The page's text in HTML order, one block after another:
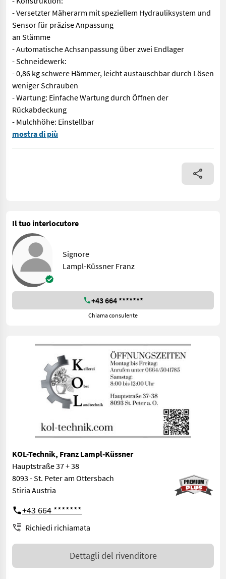
- Versetzter Mäherarm mit speziellem Hydrauliksystem und
Sensor für präzise Anpassung
an Stämme
- Automatische Achsanpassung über zwei Endlager
- Schneidewerk:
- 0,86 kg schwere Hämmer, leicht austauschbar durch Lösen
weniger Schrauben
- Wartung: Einfache Wartung durch Öffnen der
Rückabdeckung
- Mulchhöhe: Einstellbar
- Einsatz: Ideal für den Einsatz in Obstgärten und Weinbergen
mostra di più
Il tuo interlocutore
Signore
Lampl-Küssner Franz
+43 664 *******
Chiama consulente
KOL-Technik, Franz Lampl-Küssner
Hauptstraße 37 + 38
8093 - St. Peter am Ottersbach
Stiria Austria
+43 664 *******
Richiedi richiamata
Dettagli del rivenditore